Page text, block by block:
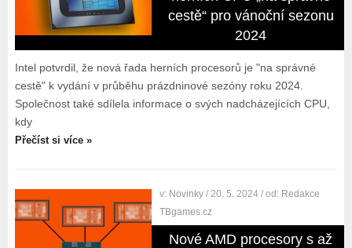
cestě“ pro vánoční sezonu
2024
Intel potvrdil, že nová řada herních procesorů je "na správné
cestě" k vydání v průběhu prázdninové sezóny roku 2024.
Společnost také sdílela informace o svých nadcházejících CPU,
kdy
Přečíst si více »
v: Novinky / 20. 5. 2024 / od: Redakce
TBgames.cz
Nové AMD procesory s až